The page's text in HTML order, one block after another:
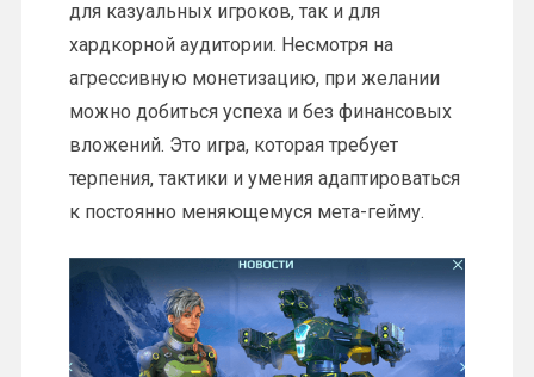
для казуальных игроков, так и для
хардкорной аудитории. Несмотря на
агрессивную монетизацию, при желании
можно добиться успеха и без финансовых
вложений. Это игра, которая требует
терпения, тактики и умения адаптироваться
к постоянно меняющемуся мета-гейму.